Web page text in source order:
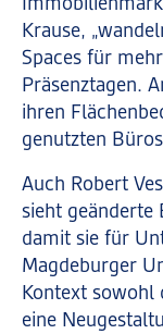
Krause,
Spaces für
Präsenztagen.
ihren
genutzten
Auch Robert
sieht geänderte
damit sie für
Magdeburger
Kontext sowohl
eine